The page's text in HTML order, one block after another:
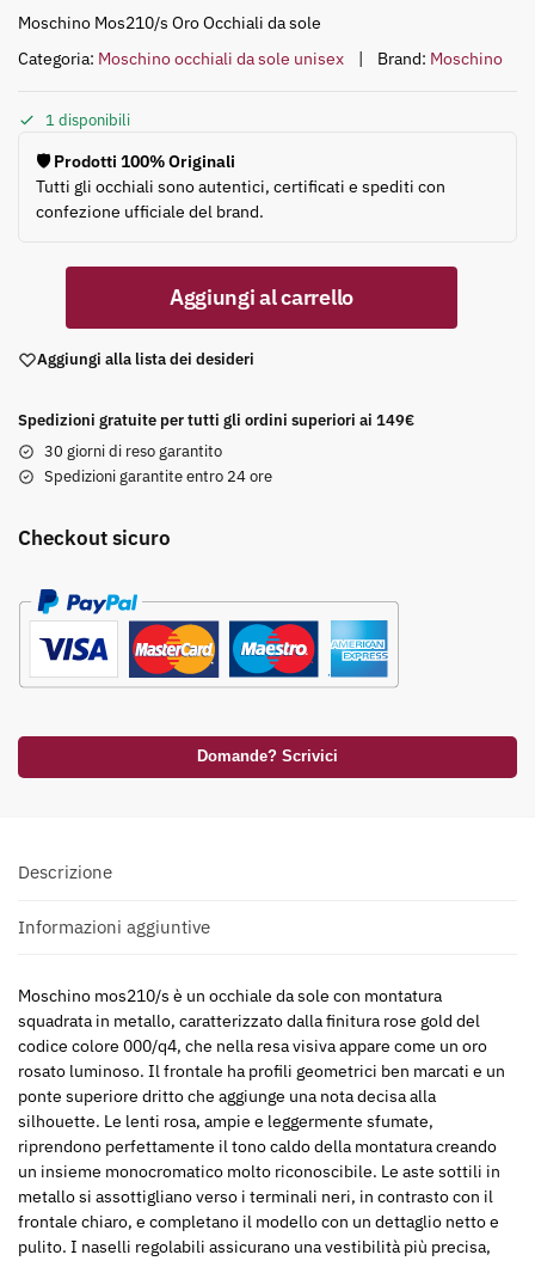
Moschino Mos210/s Oro Occhiali da sole
Categoria: Moschino occhiali da sole unisex Brand: Moschino
1 disponibili
🛡️ Prodotti 100% Originali
Tutti gli occhiali sono autentici, certificati e spediti con
confezione ufficiale del brand.
Aggiungi al carrello
Aggiungi alla lista dei desideri
Spedizioni gratuite per tutti gli ordini superiori ai 149€
30 giorni di reso garantito
Spedizioni garantite entro 24 ore
Checkout sicuro
Domande? Scrivici
Descrizione
Informazioni aggiuntive
Moschino mos210/s è un occhiale da sole con montatura
squadrata in metallo, caratterizzato dalla finitura rose gold del
codice colore 000/q4, che nella resa visiva appare come un oro
rosato luminoso. Il frontale ha profili geometrici ben marcati e un
ponte superiore dritto che aggiunge una nota decisa alla
silhouette. Le lenti rosa, ampie e leggermente sfumate,
riprendono perfettamente il tono caldo della montatura creando
un insieme monocromatico molto riconoscibile. Le aste sottili in
metallo si assottigliano verso i terminali neri, in contrasto con il
frontale chiaro, e completano il modello con un dettaglio netto e
pulito. I naselli regolabili assicurano una vestibilità più precisa,